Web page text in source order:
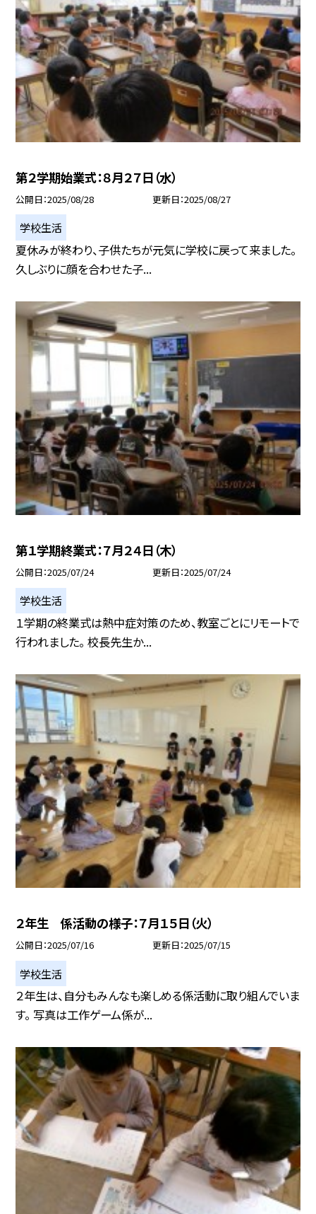
第２学期始業式：８月２７日（水）
公開日 2025/08/28 更新日 2025/08/27
学校生活
夏休みが終わり、子供たちが元気に学校に戻って来ました。
久しぶりに顔を合わせた子...
第１学期終業式：７月２４日（木）
公開日 2025/07/24 更新日 2025/07/24
学校生活
１学期の終業式は熱中症対策のため、教室ごとにリモートで
行われました。 校長先生か...
２年生 係活動の様子：７月１５日（火）
公開日 2025/07/16 更新日 2025/07/15
学校生活
２年生は、自分もみんなも楽しめる係活動に取り組んでいま
す。 写真は工作ゲーム係が...